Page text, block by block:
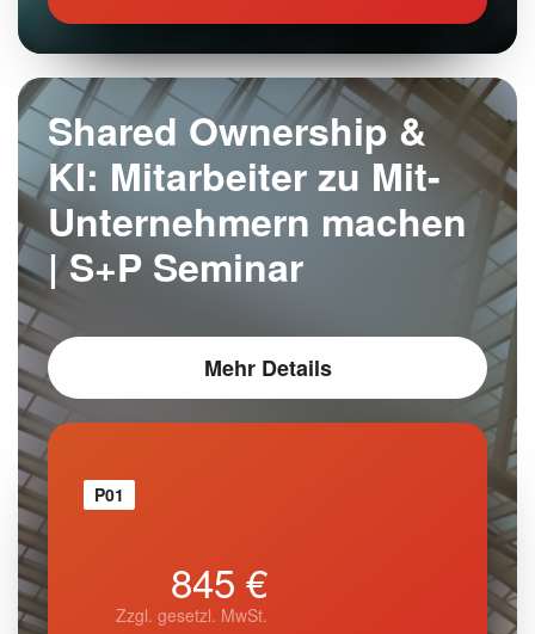
Shared Ownership &
KI: Mitarbeiter zu Mit-
Unternehmern machen
| S+P Seminar
Mehr Details
P01
845 €
Zzgl. gesetzl. MwSt.